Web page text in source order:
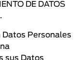
DE DATOS
Personales
sus Datos